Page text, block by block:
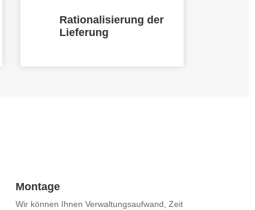
Rationalisierung der
Lieferung
Montage
Wir können Ihnen Verwaltungsaufwand, Zeit